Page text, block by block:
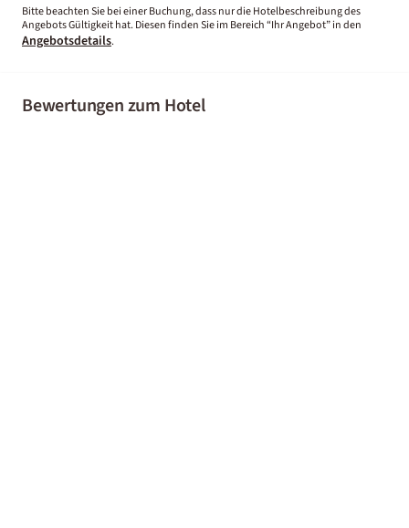
Bitte beachten Sie bei einer Buchung, dass nur die Hotelbeschreibung des
Angebots Gültigkeit hat. Diesen finden Sie im Bereich “Ihr Angebot” in den
Angebotsdetails.
Bewertungen zum Hotel